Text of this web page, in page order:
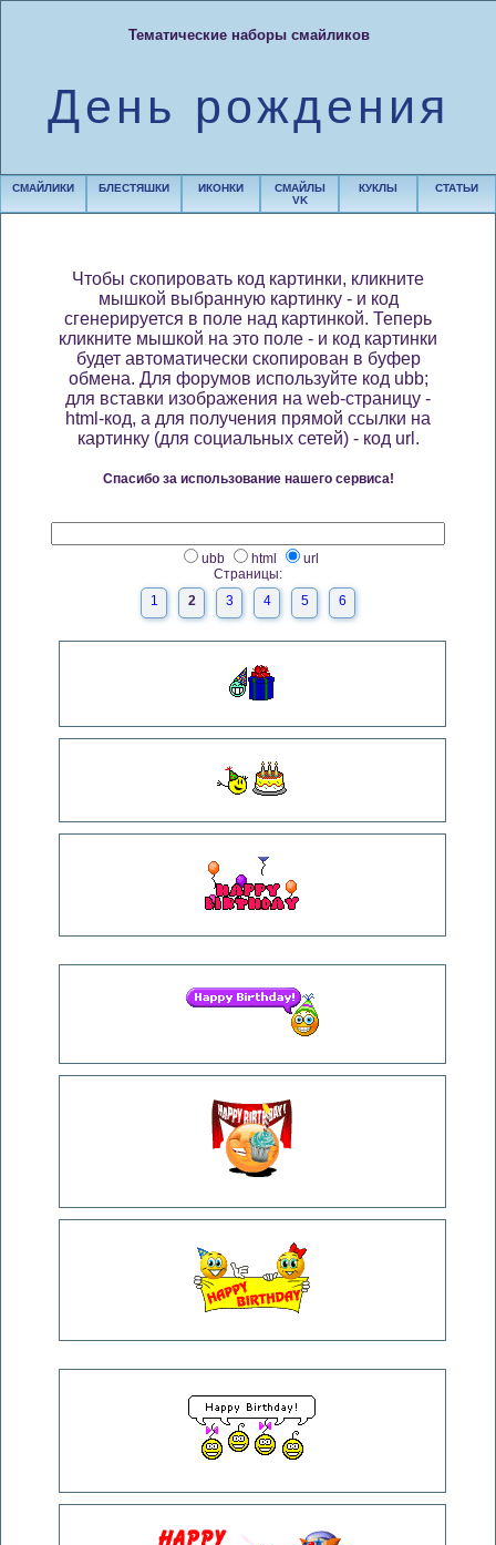
Тематические наборы смайликов
День рождения
СМАЙЛИКИ БЛЕСТЯШКИ ИКОНКИ
СМАЙЛЫ
VK
КУКЛЫ СТАТЬИ
Чтобы скопировать код картинки, кликните
мышкой выбранную картинку - и код
сгенерируется в поле над картинкой. Теперь
кликните мышкой на это поле - и код картинки
будет автоматически скопирован в буфер
обмена. Для форумов используйте код ubb;
для вставки изображения на web-страницу -
html-код, а для получения прямой ссылки на
картинку (для социальных сетей) - код url.
Спасибо за использование нашего сервиса!
ubb html
url
Страницы:
1
2 3 4 5 6